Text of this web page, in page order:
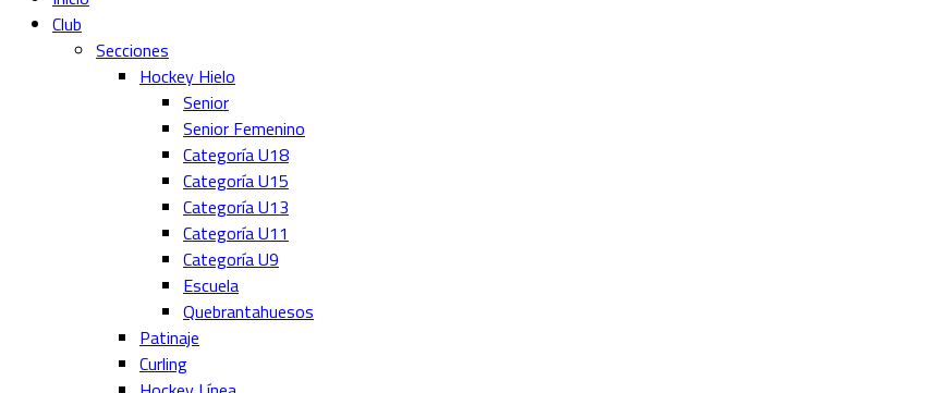
Club
Secciones
Hockey Hielo
Senior
Senior Femenino
Categoría U18
Categoría U15
Categoría U13
Categoría U11
Categoría U9
Escuela
Quebrantahuesos
Patinaje
Curling